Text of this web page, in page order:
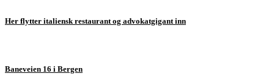
Her flytter italiensk restaurant og advokatgigant inn
Baneveien 16 i Bergen